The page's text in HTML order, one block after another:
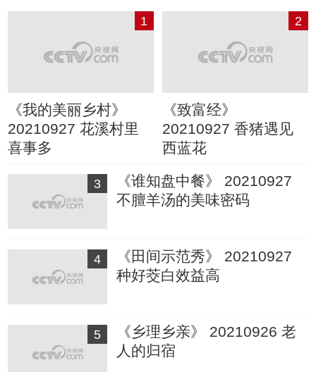
1
《我的美丽乡村》
20210927 花溪村里
喜事多
2
《致富经》
20210927 香猪遇见
西蓝花
3
《谁知盘中餐》 20210927
不膻羊汤的美味密码
4
《田间示范秀》 20210927
种好茭白效益高
5
《乡理乡亲》 20210926 老
人的归宿